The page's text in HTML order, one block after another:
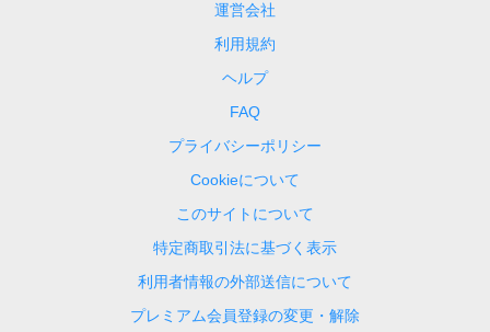
運営会社
利用規約
ヘルプ
FAQ
プライバシーポリシー
Cookieについて
このサイトについて
特定商取引法に基づく表示
利用者情報の外部送信について
プレミアム会員登録の変更・解除